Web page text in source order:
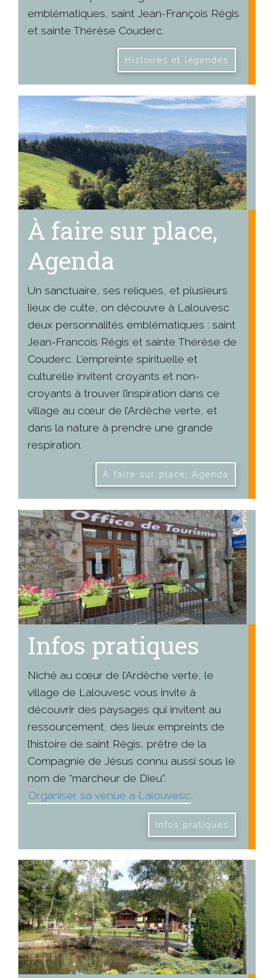
emblématiques, saint Jean-François Régis
et sainte Thérèse Couderc.
Histoires et légendes
À faire sur place,
Agenda
Un sanctuaire, ses reliques, et plusieurs
lieux de culte, on découvre à Lalouvesc
deux personnalités emblématiques : saint
Jean-Francois Régis et sainte Thérèse de
Couderc. L’empreinte spirituelle et
culturelle invitent croyants et non-
croyants à trouver l’inspiration dans ce
village au cœur de l’Ardèche verte, et
dans la nature à prendre une grande
respiration.
À faire sur place, Agenda
Infos pratiques
Niché au cœur de l’Ardèche verte, le
village de Lalouvesc vous invite à
découvrir des paysages qui invitent au
ressourcement, des lieux empreints de
l’histoire de saint Régis, prêtre de la
Compagnie de Jésus connu aussi sous le
nom de “marcheur de Dieu”.
Organiser sa venue a Lalouvesc.
Infos pratiques